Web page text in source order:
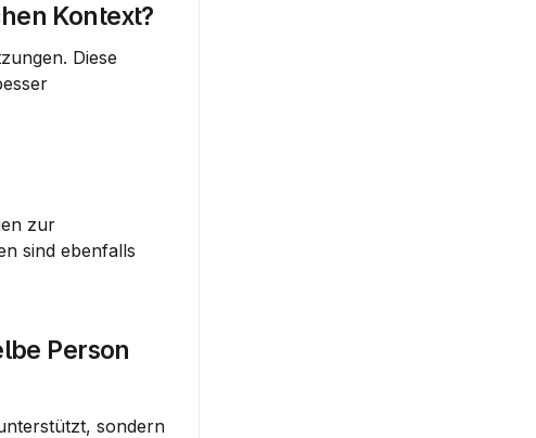
Kontext?
Diese
zur
sind ebenfalls
Person
sondern